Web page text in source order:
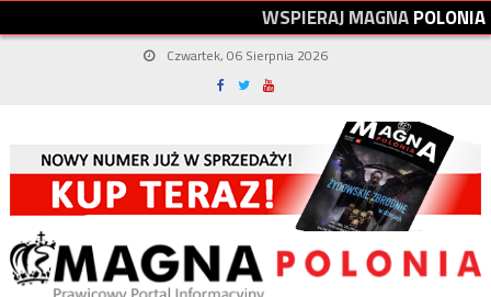
WSPIERAJMAGNAPOLONIA
Czwartek, 06 Sierpnia 2026